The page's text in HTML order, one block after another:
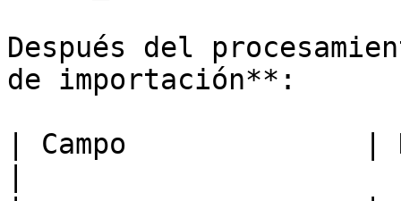
Después del
de importación**:
| Campo              |